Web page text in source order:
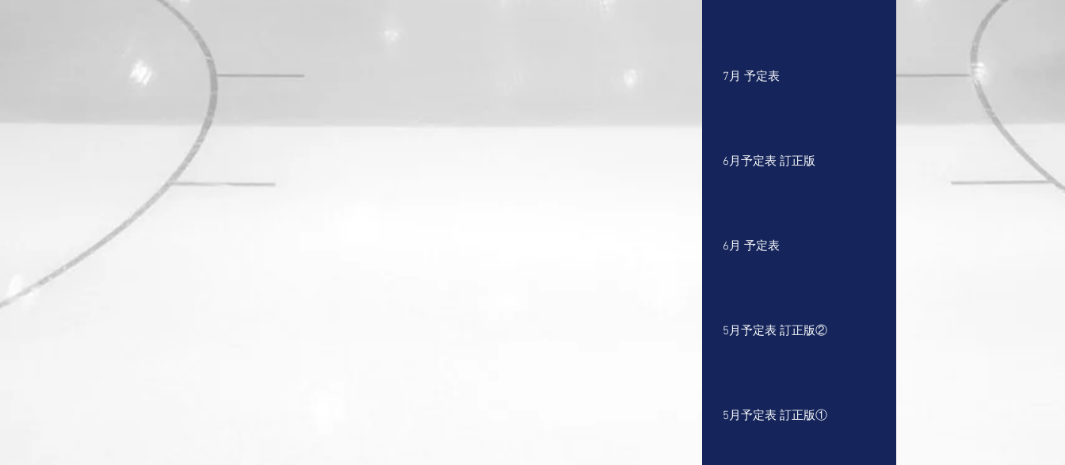
7月 予定表
6月予定表 訂正版
6月 予定表
5月予定表 訂正版②
5月予定表 訂正版①